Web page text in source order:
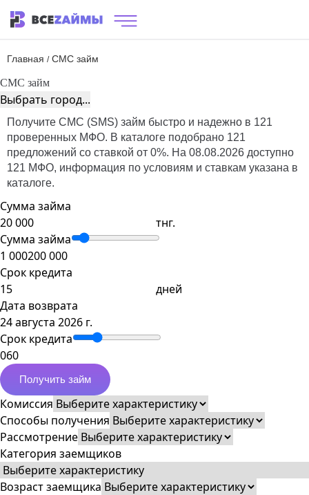
Главная / СМС займ
СМС займ
Выбрать город...
Получите СМС (SMS) займ быстро и надежно в 121
проверенных МФО. В каталоге подобрано 121
предложений со ставкой от 0%. На 08.08.2026 доступно
121 МФО, информация по условиям и ставкам указана в
каталоге.
Сумма займа
тнг.
Сумма займа
1 000200 000
Срок кредита
дней
Дата возврата
24 августа 2026 г.
Срок кредита
060
Получить займ
Комиссия
Способы получения
Рассмотрение
Категория заемщиков
Возраст заемщика